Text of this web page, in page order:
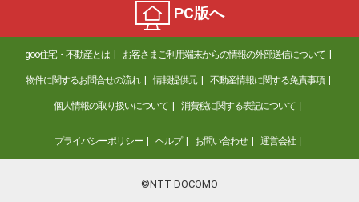
PC版へ
goo住宅・不動産とは お客さまご利用端末からの情報の外部送信について
物件に関するお問合せの流れ 情報提供元 不動産情報に関する免責事項
個人情報の取り扱いについて 消費税に関する表記について
プライバシーポリシー ヘルプ お問い合わせ 運営会社
©NTT DOCOMO